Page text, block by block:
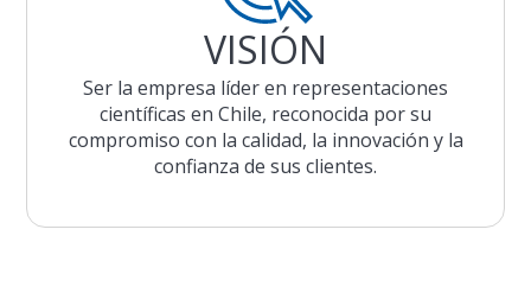
VISIÓN
Ser la empresa líder en representaciones
científicas en Chile, reconocida por su
compromiso con la calidad, la innovación y la
confianza de sus clientes.